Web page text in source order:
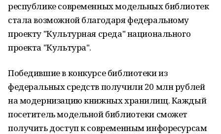
республике современных модельных библиотек
стала возможной благодаря федеральному
проекту "Культурная среда" национального
проекта "Культура".
Победившие в конкурсе библиотеки из
федеральных средств получили 20 млн рублей
на модернизацию книжных хранилищ. Каждый
посетитель модельной библиотеки сможет
получить доступ к современным инфоресурсам